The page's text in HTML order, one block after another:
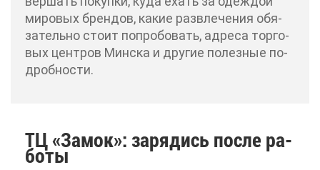
ми­ро­вых брен­дов, ка­кие раз­вле­че­ния обя­
за­тель­но сто­ит по­про­бо­вать, ад­ре­са тор­го­
вых цен­тров Мин­ска и дру­гие по­лез­ные по­
дроб­но­сти.
ТЦ «За­мок»: за­ря­дись по­сле ра­
бо­ты